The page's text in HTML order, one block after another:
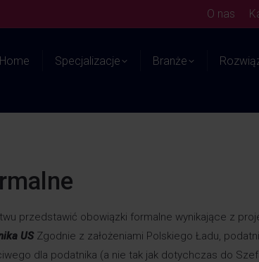
O nas
Home Specjalizacje Branże
przedstawić obowiązki formalne wynikające z
US Zgodnie z założeniami Polskiego Ładu,
dla podatnika (a nie tak jak dotychczas do